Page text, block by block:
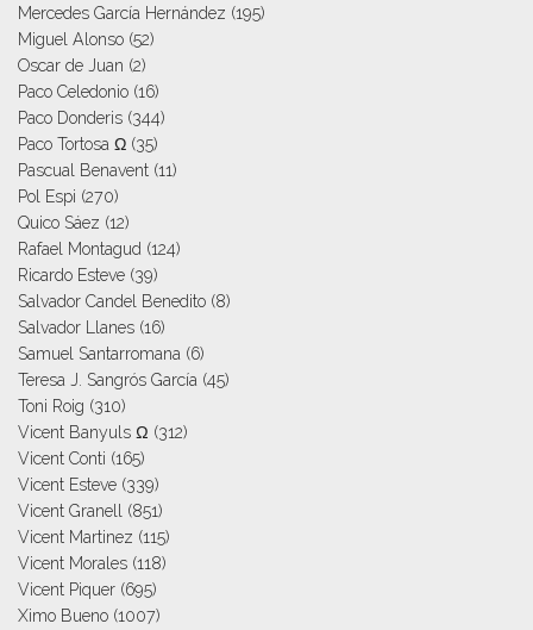
Mercedes García Hernández (195)
Miguel Alonso (52)
Oscar de Juan (2)
Paco Celedonio (16)
Paco Donderis (344)
Paco Tortosa Ω (35)
Pascual Benavent (11)
Pol Espi (270)
Quico Sáez (12)
Rafael Montagud (124)
Ricardo Esteve (39)
Salvador Candel Benedito (8)
Salvador Llanes (16)
Samuel Santarromana (6)
Teresa J. Sangrós García (45)
Toni Roig (310)
Vicent Banyuls Ω (312)
Vicent Conti (165)
Vicent Esteve (339)
Vicent Granell
(851)
Vicent Martinez (115)
Vicent Morales (118)
Vicent Piquer (695)
Ximo Bueno (1007)